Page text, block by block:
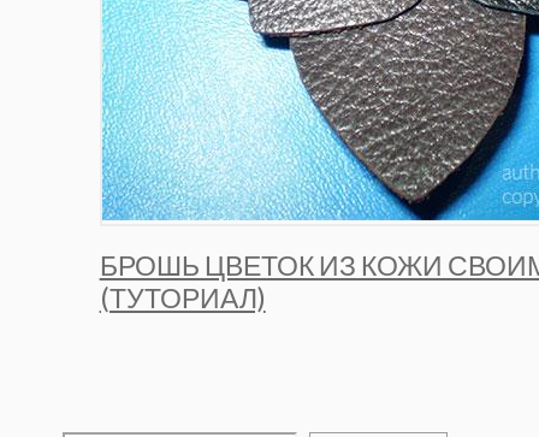
БРОШЬ ЦВЕТОК ИЗ КОЖИ
(ТУТОРИАЛ)